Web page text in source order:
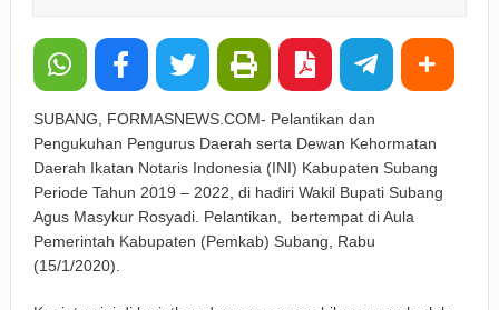
SUBANG, FORMASNEWS.COM- Pelantikan dan
Pengukuhan Pengurus Daerah serta Dewan Kehormatan
Daerah Ikatan Notaris Indonesia (INI) Kabupaten Subang
Periode Tahun 2019 – 2022, di hadiri Wakil Bupati Subang
Agus Masykur Rosyadi. Pelantikan, bertempat di Aula
Pemerintah Kabupaten (Pemkab) Subang, Rabu
(15/1/2020).